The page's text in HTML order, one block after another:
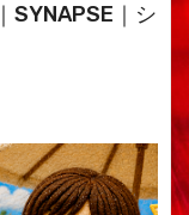
SYNAPSE｜シ